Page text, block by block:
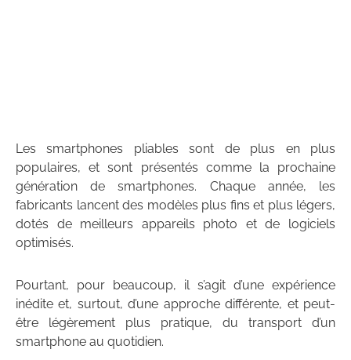
Les smartphones pliables sont de plus en plus
populaires, et sont présentés comme la prochaine
génération de smartphones. Chaque année, les
fabricants lancent des modèles plus fins et plus légers,
dotés de meilleurs appareils photo et de logiciels
optimisés.
Pourtant, pour beaucoup, il s’agit d’une expérience
inédite et, surtout, d’une approche différente, et peut-
être légèrement plus pratique, du transport d’un
smartphone au quotidien.